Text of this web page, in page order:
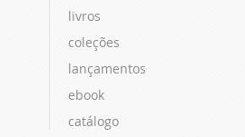
livros
coleções
lançamentos
ebook
catálogo